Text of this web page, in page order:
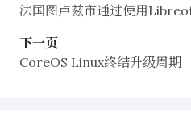
法国图卢兹市通过使用
下一页
CoreOS Linux终结升级周期